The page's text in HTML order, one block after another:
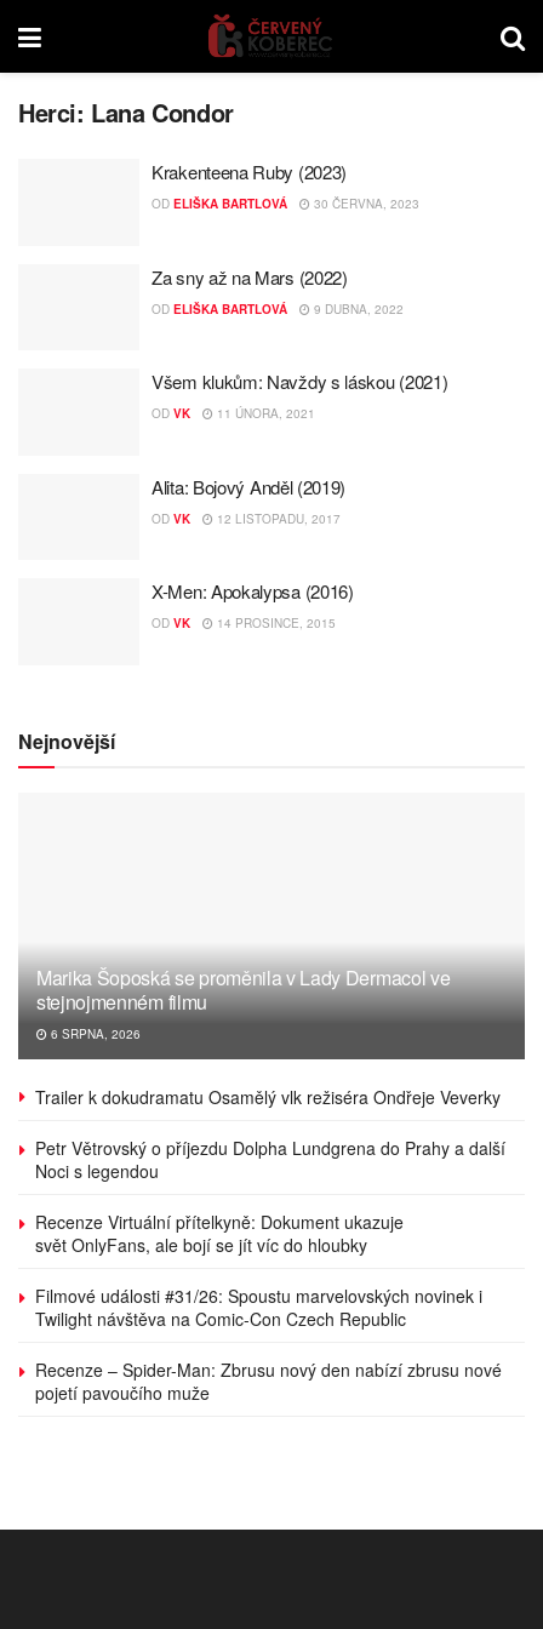
Herci: Lana Condor
Krakenteena Ruby (2023)
OD ELIŠKA BARTLOVÁ 30 ČERVNA, 2023
Za sny až na Mars (2022)
OD ELIŠKA BARTLOVÁ 9 DUBNA, 2022
Všem klukům: Navždy s láskou (2021)
OD VK 11 ÚNORA, 2021
Alita: Bojový Anděl (2019)
OD VK 12 LISTOPADU, 2017
X-Men: Apokalypsa (2016)
OD VK 14 PROSINCE, 2015
Nejnovější
Marika Šoposká se proměnila v Lady Dermacol ve
stejnojmenném filmu
6 SRPNA, 2026
Trailer k dokudramatu Osamělý vlk režiséra Ondřeje Veverky
Petr Větrovský o příjezdu Dolpha Lundgrena do Prahy a další
Noci s legendou
Recenze Virtuální přítelkyně: Dokument ukazuje
svět OnlyFans, ale bojí se jít víc do hloubky
Filmové události #31/26: Spoustu marvelovských novinek i
Twilight návštěva na Comic-Con Czech Republic
Recenze – Spider-Man: Zbrusu nový den nabízí zbrusu nové
pojetí pavoučího muže